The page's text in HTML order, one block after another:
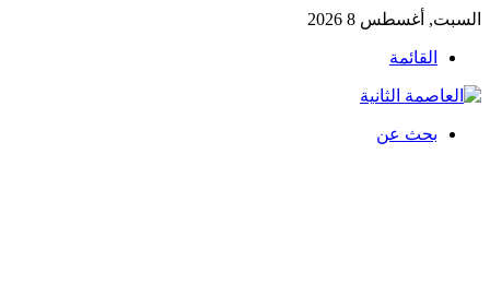
السبت, أغسطس 8 2026
القائمة
بحث عن